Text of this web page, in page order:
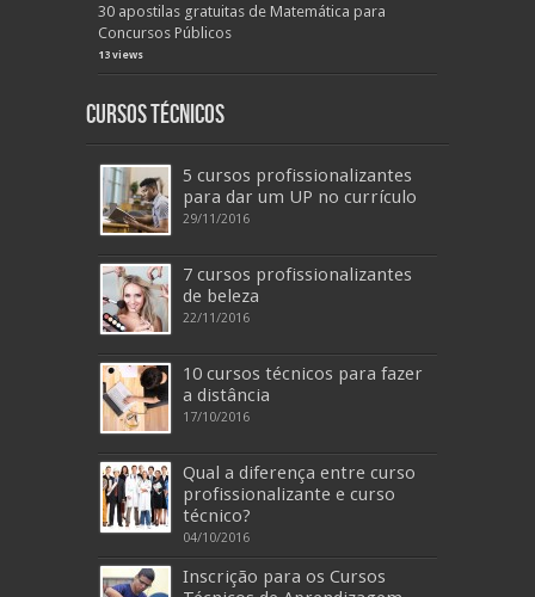
30 apostilas gratuitas de Matemática para
Concursos Públicos
13 views
Cursos Técnicos
5 cursos profissionalizantes
para dar um UP no currículo
29/11/2016
7 cursos profissionalizantes
de beleza
22/11/2016
10 cursos técnicos para fazer
a distância
17/10/2016
Qual a diferença entre curso
profissionalizante e curso
técnico?
04/10/2016
Inscrição para os Cursos